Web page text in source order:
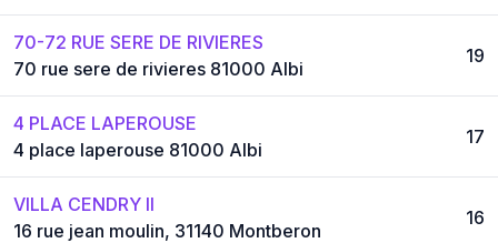
70-72 RUE SERE DE RIVIERES
70 rue sere de rivieres 81000 Albi
19
4 PLACE LAPEROUSE
4 place laperouse 81000 Albi
17
VILLA CENDRY II
16 rue jean moulin, 31140 Montberon
16